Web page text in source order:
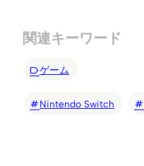
関連キーワード
ゲーム
Nintendo Switch